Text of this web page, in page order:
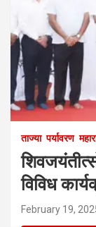
ताज्या पर्यावरण
विविध
February 19,